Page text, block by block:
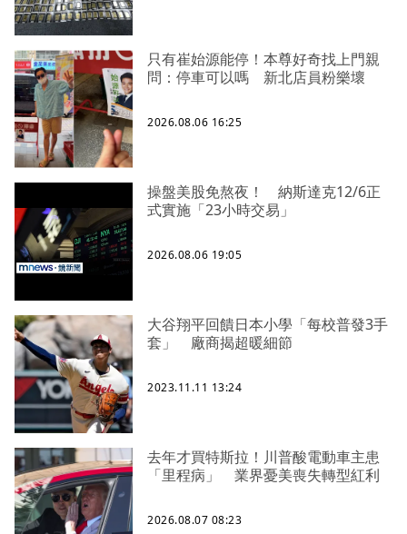
只有崔始源能停！本尊好奇找上門親
問：停車可以嗎 新北店員粉樂壞
2026.08.06 16:25
操盤美股免熬夜！ 納斯達克12/6正
式實施「23小時交易」
2026.08.06 19:05
大谷翔平回饋日本小學「每校普發3手
套」 廠商揭超暖細節
2023.11.11 13:24
去年才買特斯拉！川普酸電動車主患
「里程病」 業界憂美喪失轉型紅利
2026.08.07 08:23